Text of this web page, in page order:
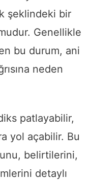
şeklindeki bir
Genellikle
bu durum, ani
neden
patlayabilir,
yol açabilir. Bu
belirtilerini,
detaylı